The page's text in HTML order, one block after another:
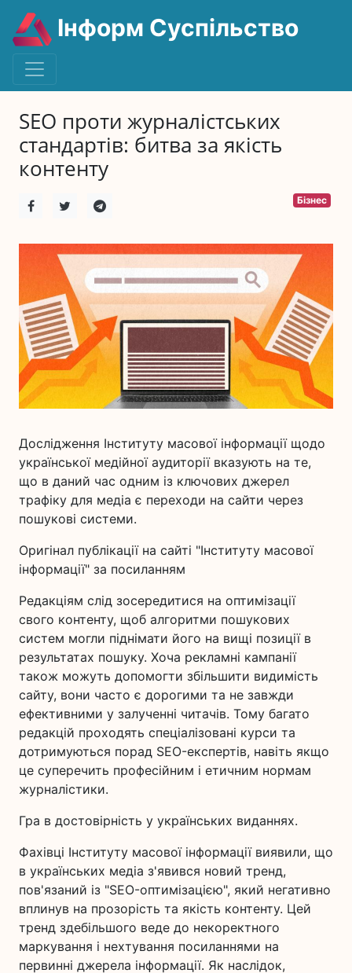
Інформ Суспільство
SEO проти журналістських
стандартів: битва за якість
контенту
Бізнес
Дослідження Інституту масової інформації щодо
української медійної аудиторії вказують на те,
що в даний час одним із ключових джерел
трафіку для медіа є переходи на сайти через
пошукові системи.
Оригінал публікації на сайті "Інституту масової
інформації" за посиланням
Редакціям слід зосередитися на оптимізації
свого контенту, щоб алгоритми пошукових
систем могли піднімати його на вищі позиції в
результатах пошуку. Хоча рекламні кампанії
також можуть допомогти збільшити видимість
сайту, вони часто є дорогими та не завжди
ефективними у залученні читачів. Тому багато
редакцій проходять спеціалізовані курси та
дотримуються порад SEO-експертів, навіть якщо
це суперечить професійним і етичним нормам
журналістики.
Гра в достовірність у українських виданнях.
Фахівці Інституту масової інформації виявили, що
в українських медіа з'явився новий тренд,
пов'язаний із "SEO-оптимізацією", який негативно
вплинув на прозорість та якість контенту. Цей
тренд здебільшого веде до некоректного
маркування і нехтування посиланнями на
первинні джерела інформації. Як наслідок,